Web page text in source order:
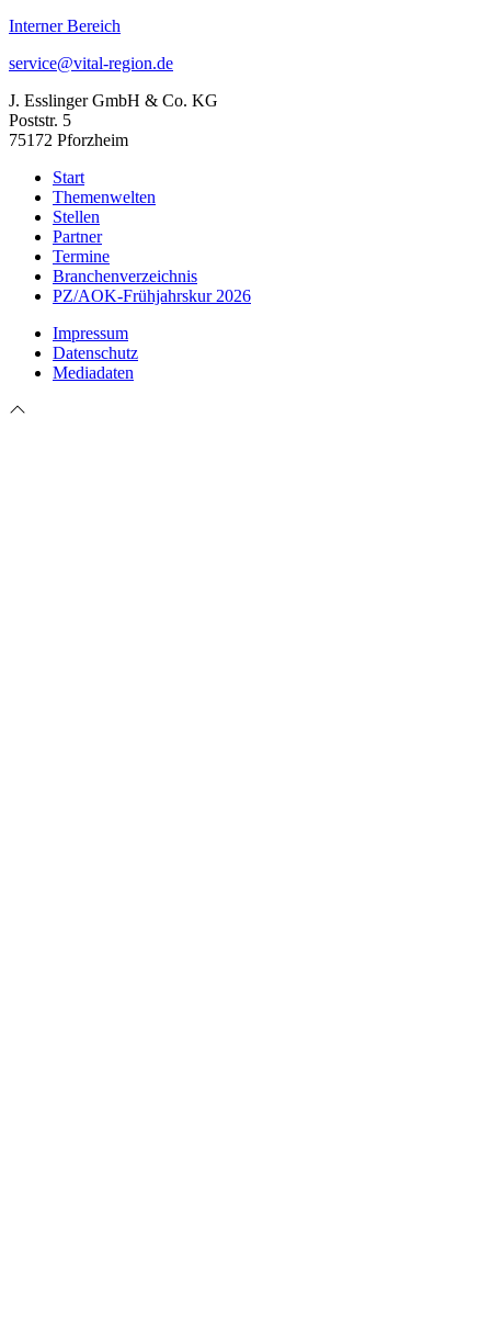
Interner Bereich
service@vital-region.de
J. Esslinger GmbH & Co. KG
Poststr. 5
75172 Pforzheim
Start
Themenwelten
Stellen
Partner
Termine
Branchenverzeichnis
PZ/AOK-Frühjahrskur 2026
Impressum
Datenschutz
Mediadaten